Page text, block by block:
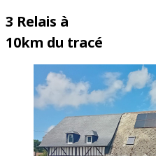
3 Relais à
10km du tracé